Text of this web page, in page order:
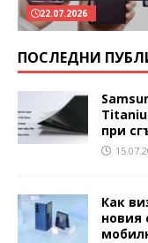
22.07.2026
ПОСЛЕДНИ
при
Как
новия